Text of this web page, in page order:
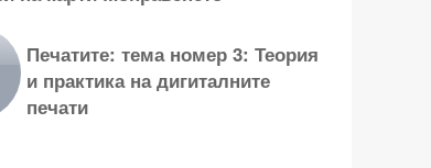
Печатите: тема номер 3: Теория
и практика на дигиталните
печати